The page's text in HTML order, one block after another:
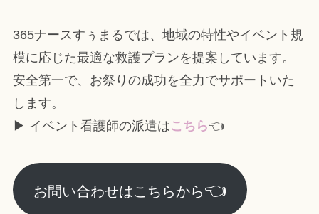
365ナースすぅまるでは、地域の特性やイベント規
模に応じた最適な救護プランを提案しています。
安全第一で、お祭りの成功を全力でサポートいた
します。
▶ イベント看護師の派遣はこちら👈
お問い合わせはこちらから👈